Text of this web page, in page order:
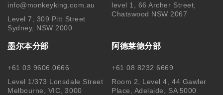
info@monkeyking.com.au
Level 7, 309 Pitt Street
Sydney, NSW 2000
level 1, 66 Archer Street,
Chatswood NSW 2067
墨尔本分部
+61 03 9606 0666
Level 1/373 Lonsdale Street
Melbourne, VIC, 3000
阿德莱德分部
+61 08 8232 6669
Room 2, Level 4, 44 Gawler
Place, Adelaide, SA 5000